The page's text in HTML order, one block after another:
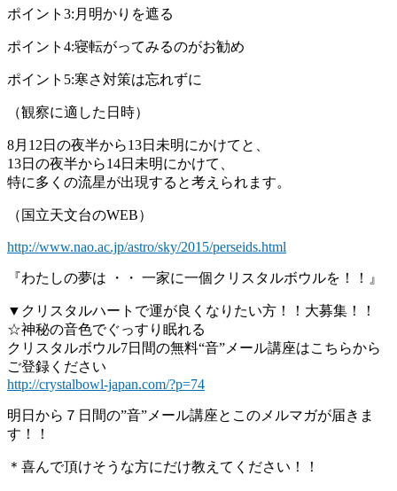
ポイント3:月明かりを遮る
ポイント4:寝転がってみるのがお勧め
ポイント5:寒さ対策は忘れずに
（観察に適した日時）
8月12日の夜半から13日未明にかけてと、
13日の夜半から14日未明にかけて、
特に多くの流星が出現すると考えられます。
（国立天文台のWEB）
http://www.nao.ac.jp/astro/sky/2015/perseids.html
『わたしの夢は ・・ 一家に一個クリスタルボウルを！！』
▼クリスタルハートで運が良くなりたい方！！大募集！！
☆神秘の音色でぐっすり眠れる
クリスタルボウル7日間の無料“音”メール講座はこちらから
ご登録ください
http://crystalbowl-japan.com/?p=74
明日から７日間の”音”メール講座とこのメルマガが届きま
す！！
＊喜んで頂けそうな方にだけ教えてください！！